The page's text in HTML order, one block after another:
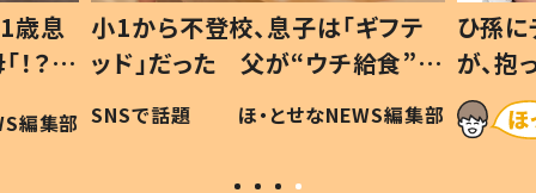
歳息
？」
編集部
小1から不登校、息子は「ギフテ
ッド」だった 父が“ウチ給食”を
作り続ける理由とは #令和の親
#令和の子
SNSで話題 ほ・とせなNEWS編集部
ひ孫
が、
「涙が
い」